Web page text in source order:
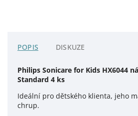
POPIS DISKUZE
Philips Sonicare for Kids HX6044
Standard 4 ks
Ideální pro dětského klienta, jeho
chrup.